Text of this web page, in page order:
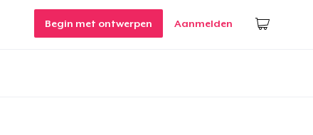
Begin met ontwerpen Aanmelden